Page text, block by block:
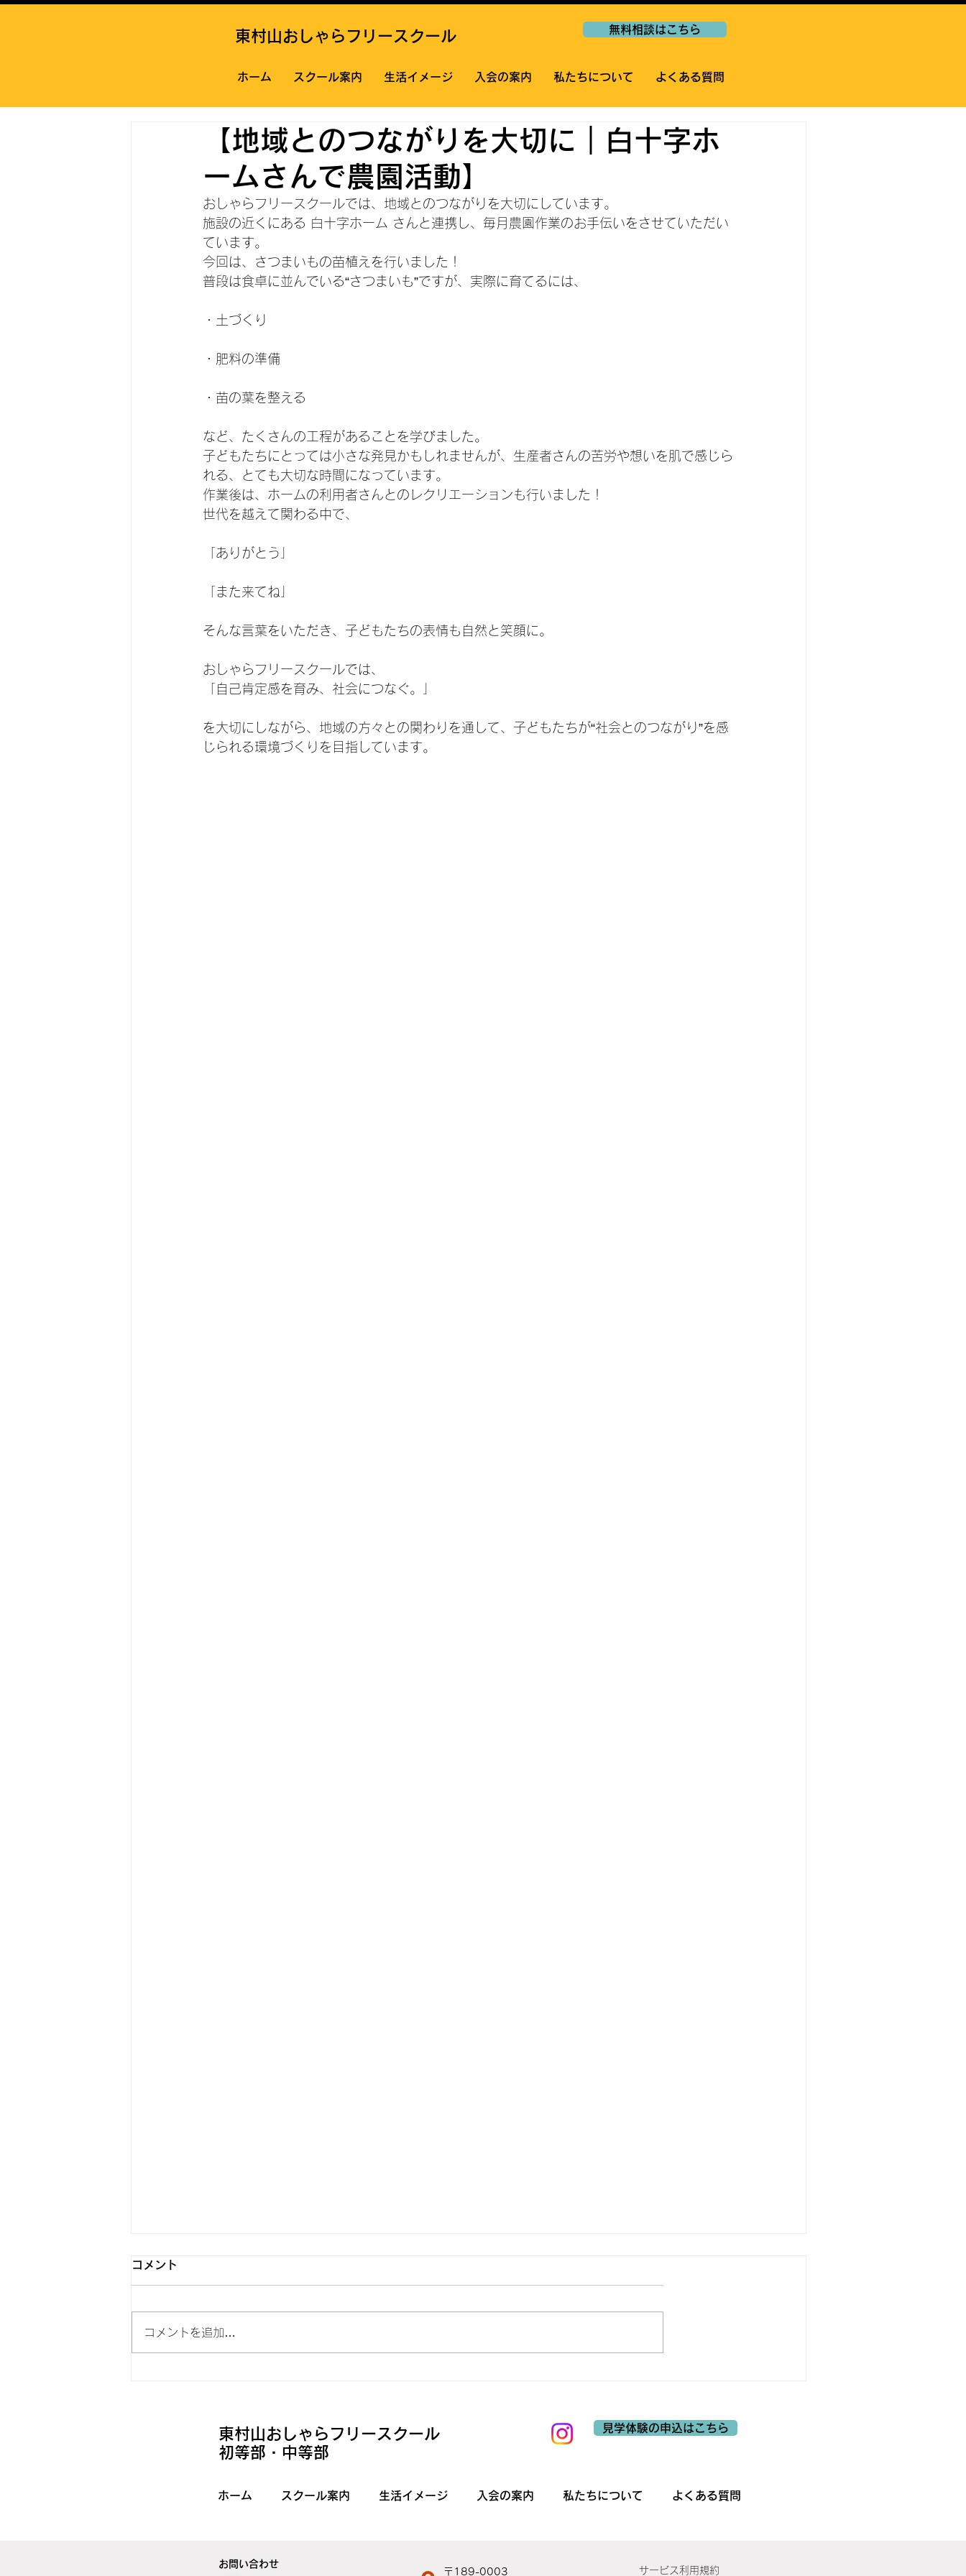
東村山おしゃらフリースクール 無料相談はこちら
ホーム スクール案内 生活イメージ 入会の案内 私たちについて よくある質問
【地域とのつながりを大切に｜白十字ホ
ームさんで農園活動】
おしゃらフリースクールでは、地域とのつながりを大切にしています。
施設の近くにある 白十字ホーム さんと連携し、毎月農園作業のお手伝いをさせていただい
ています。
今回は、さつまいもの苗植えを行いました！
普段は食卓に並んでいる“さつまいも”ですが、実際に育てるには、
・土づくり
・肥料の準備
・苗の葉を整える
など、たくさんの工程があることを学びました。
子どもたちにとっては小さな発見かもしれませんが、生産者さんの苦労や想いを肌で感じら
れる、とても大切な時間になっています。
作業後は、ホームの利用者さんとのレクリエーションも行いました！
世代を越えて関わる中で、
「ありがとう」
「また来てね」
そんな言葉をいただき、子どもたちの表情も自然と笑顔に。
おしゃらフリースクールでは、
「自己肯定感を育み、社会につなぐ。」
を大切にしながら、地域の方々との関わりを通して、子どもたちが“社会とのつながり”を感
じられる環境づくりを目指しています。
コメント
コメントを追加…
東村山おしゃらフリースクール
​​初等部・中等部
見学体験の申込はこちら
ホーム スクール案内 生活イメージ 入会の案内 私たちについて よくある質問
お問い合わせ
〒189-0003 サービス利用規約